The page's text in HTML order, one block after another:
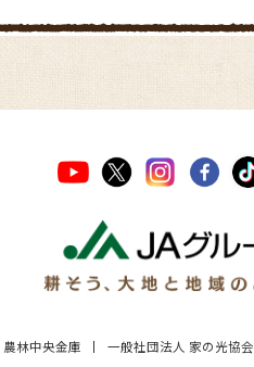
農林中央金庫 一般社団法人 家の光協会